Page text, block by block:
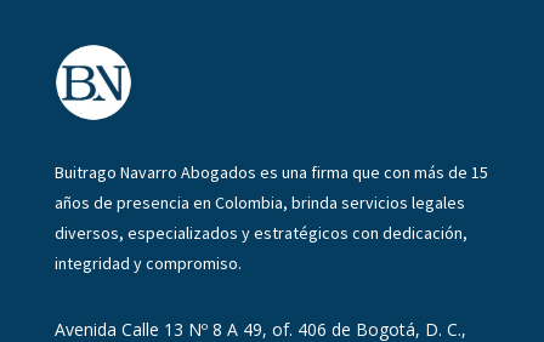
Buitrago Navarro Abogados es una firma que con más de 15
años de presencia en Colombia, brinda servicios legales
diversos, especializados y estratégicos con dedicación,
integridad y compromiso.
Avenida Calle 13 Nº 8 A 49, of. 406 de Bogotá, D. C.,